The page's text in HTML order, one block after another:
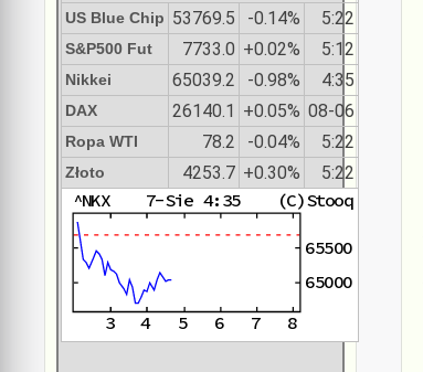
US Blue Chip 53769.5 -0.14% 5:22
S&P500 Fut 7733.0 +0.02% 5:12
Nikkei 65039.2 -0.98% 4:35
DAX 26140.1 +0.05% 08-06
Ropa WTI 78.2 -0.04% 5:22
Złoto 4253.7 +0.30% 5:22